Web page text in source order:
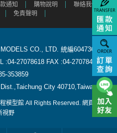
通知 購物說明
聯絡我們
免責聲明
CO., LTD. 統編60473615
:04-27078618 FAX :04-27078488 行
353859
City 40710,Taiwan
模型館 All Rights Reserved. 網頁設計:
視野